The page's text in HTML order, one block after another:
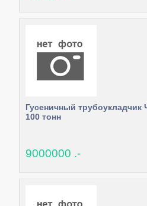
Гусеничный трубоукладчик
100 тонн
9000000 .-